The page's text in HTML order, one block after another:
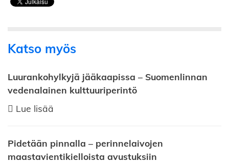
Katso myös
Luurankohylkyjä jääkaapissa – Suomenlinnan
vedenalainen kulttuuriperintö
Lue lisää
Pidetään pinnalla – perinnelaivojen
maastavientikielloista avustuksiin